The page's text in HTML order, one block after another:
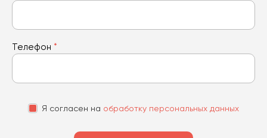
Телефон *
Я согласен на обработку персональных данных